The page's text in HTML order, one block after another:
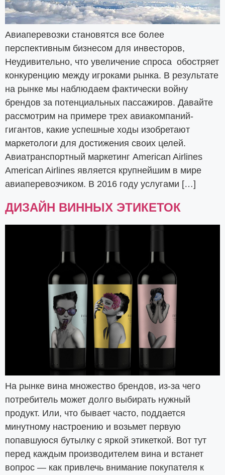
Авиаперевозки становятся все более
перспективным бизнесом для инвесторов,
Неудивительно, что увеличение спроса обостряет
конкуренцию между игроками рынка. В результате
на рынке мы наблюдаем фактически войну
брендов за потенциальных пассажиров. Давайте
рассмотрим на примере трех авиакомпаний-
гигантов, какие успешные ходы изобретают
маркетологи для достижения своих целей.
Авиатранспортный маркетинг American Airlines
American Airlines является крупнейшим в мире
авиаперевозчиком. В 2016 году услугами […]
ДИЗАЙН ВИННЫХ ЭТИКЕТОК
На рынке вина множество брендов, из-за чего
потребитель может долго выбирать нужный
продукт. Или, что бывает часто, поддается
минутному настроению и возьмет первую
попавшуюся бутылку с яркой этикеткой. Вот тут
перед каждым производителем вина и встанет
вопрос — как привлечь внимание покупателя к